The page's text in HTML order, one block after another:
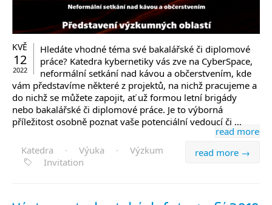
KVĚ
12
2022
Hledáte vhodné téma své bakalářské či diplomové
práce? Katedra kybernetiky vás zve na CyberSpace,
neformální setkání nad kávou a občerstvením, kde
vám představíme některé z projektů, na nichž pracujeme a
do nichž se můžete zapojit, ať už formou letní brigády
nebo bakalářské či diplomové práce. Je to výborná
příležitost osobně poznat vaše potenciální vedoucí či …
read more
read more →
Katedra · Výuka ·
Výzkum
Invitation